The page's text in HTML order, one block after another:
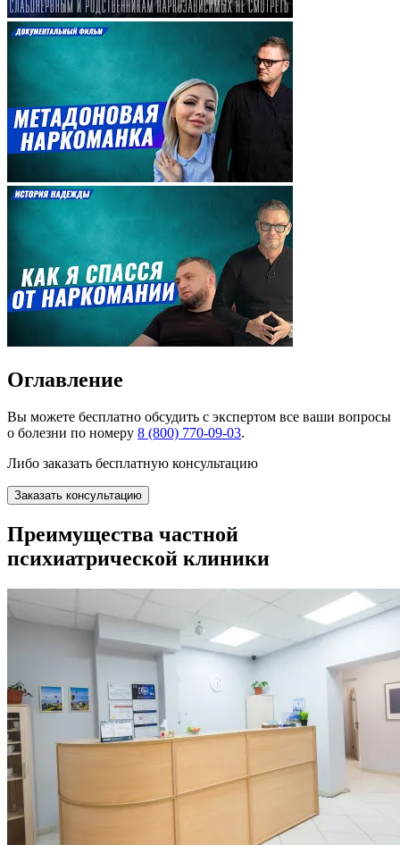
Оглавление
Вы можете бесплатно обсудить с экспертом все ваши вопросы
о болезни по номеру 8 (800) 770-09-03.
Либо заказать бесплатную консультацию
Заказать консультацию
Преимущества частной
психиатрической клиники